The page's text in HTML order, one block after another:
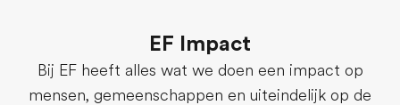
EF Impact
Bij EF heeft alles wat we doen een impact op
mensen, gemeenschappen en uiteindelijk op de